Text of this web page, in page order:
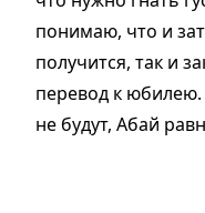
понимаю, что и
получится, так и
перевод к юбилею.
не будут, Абай